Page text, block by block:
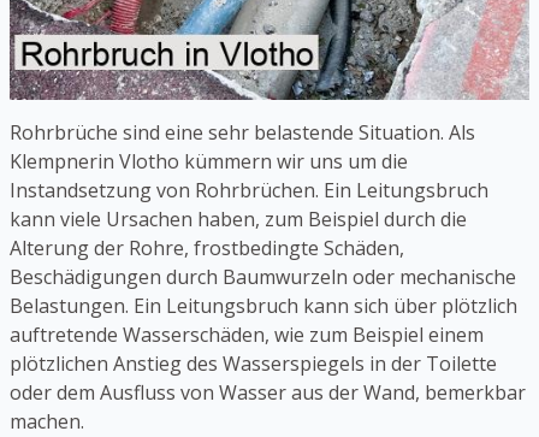
Rohrbrüche sind eine sehr belastende Situation. Als
Klempnerin Vlotho kümmern wir uns um die
Instandsetzung von Rohrbrüchen. Ein Leitungsbruch
kann viele Ursachen haben, zum Beispiel durch die
Alterung der Rohre, frostbedingte Schäden,
Beschädigungen durch Baumwurzeln oder mechanische
Belastungen. Ein Leitungsbruch kann sich über plötzlich
auftretende Wasserschäden, wie zum Beispiel einem
plötzlichen Anstieg des Wasserspiegels in der Toilette
oder dem Ausfluss von Wasser aus der Wand, bemerkbar
machen.